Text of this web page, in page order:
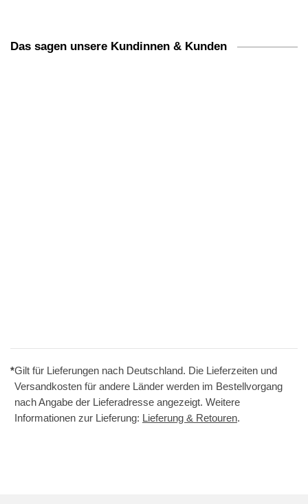
Das sagen unsere Kundinnen & Kunden
*Gilt für Lieferungen nach Deutschland. Die Lieferzeiten und
Versandkosten für andere Länder werden im Bestellvorgang
nach Angabe der Lieferadresse angezeigt. Weitere
Informationen zur Lieferung: Lieferung & Retouren.